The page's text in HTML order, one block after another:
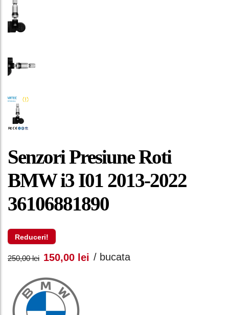
Senzori Presiune Roti
BMW i3 I01 2013-2022
36106881890
Reduceri!
250,00lei Prețul
inițial
150,00 lei Prețul
/ bucata